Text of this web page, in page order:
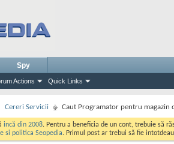
Actions Quick Links
Spy
Cereri Servicii Caut Programator pentru magazin
incă din 2008. Pentru a beneficia de un cont, trebuie să
si politica Seopedia. Primul post ar trebui să fie